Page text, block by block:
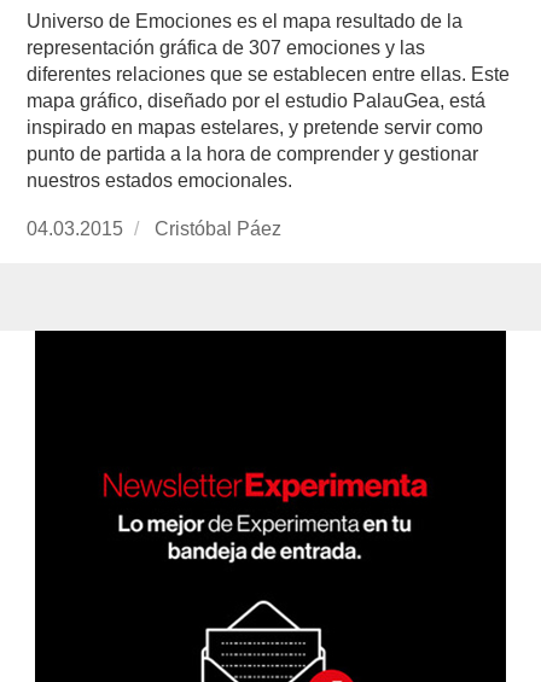
Universo de Emociones es el mapa resultado de la
representación gráfica de 307 emociones y las
diferentes relaciones que se establecen entre ellas. Este
mapa gráfico, diseñado por el estudio PalauGea, está
inspirado en mapas estelares, y pretende servir como
punto de partida a la hora de comprender y gestionar
nuestros estados emocionales.
Publicado
04.03.2015
https://www.experimenta.es/author/cristobal-
Cristóbal Páez